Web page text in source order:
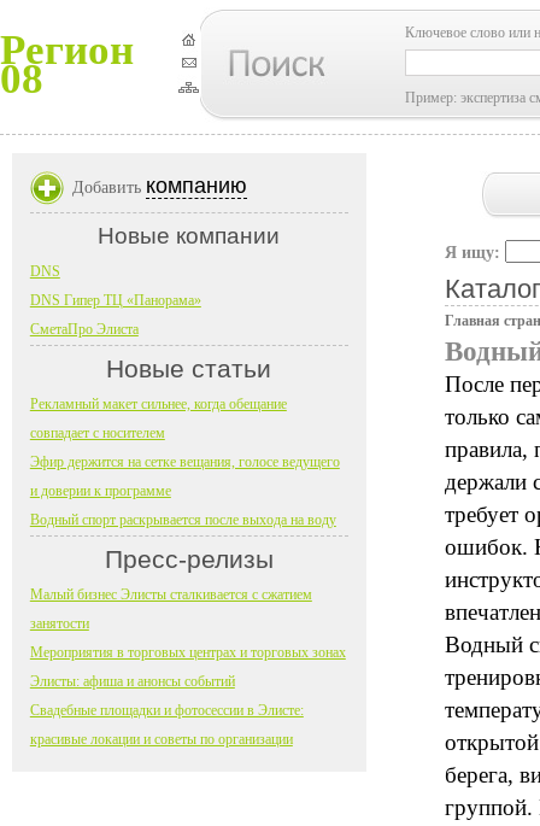
Регион
08
Ключевое слово или
Пример: экспертиза
Я ищу:
Главная
После
только
правила,
держали
требует
ошибок.
Водный
открытой
берега,
группой.
Добавить компанию
Новые компании
DNS
DNS Гипер ТЦ «Панорама»
СметаПро Элиста
Новые статьи
Рекламный макет сильнее, когда обещание
совпадает с носителем
Эфир держится на сетке вещания, голосе ведущего
и доверии к программе
Водный спорт раскрывается после выхода на воду
Пресс-релизы
Малый бизнес Элисты сталкивается с сжатием
занятости
Мероприятия в торговых центрах и торговых зонах
Элисты: афиша и анонсы событий
Свадебные площадки и фотосессии в Элисте:
красивые локации и советы по организации